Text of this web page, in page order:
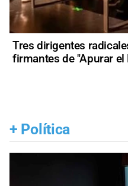
Tres dirigentes
firmantes de "Apurar el
+ Política